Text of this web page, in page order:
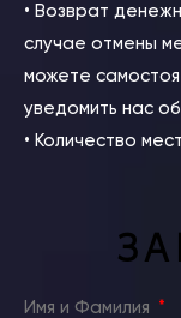
• Возврат
случае отмены
можете
уведомить нас
• Количество
Имя и Фамилия